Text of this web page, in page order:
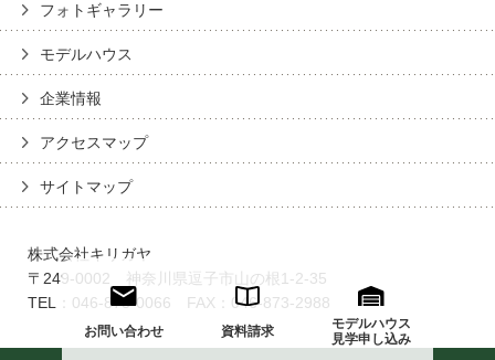
フォトギャラリー
モデルハウス
企業情報
アクセスマップ
サイトマップ
株式会社キリガヤ
〒249-0002 神奈川県逗子市山の根1-2-35
TEL：046-873-0066 FAX：046-873-2988
お問い合わせ 資料請求
モデルハウス
見学申し込み